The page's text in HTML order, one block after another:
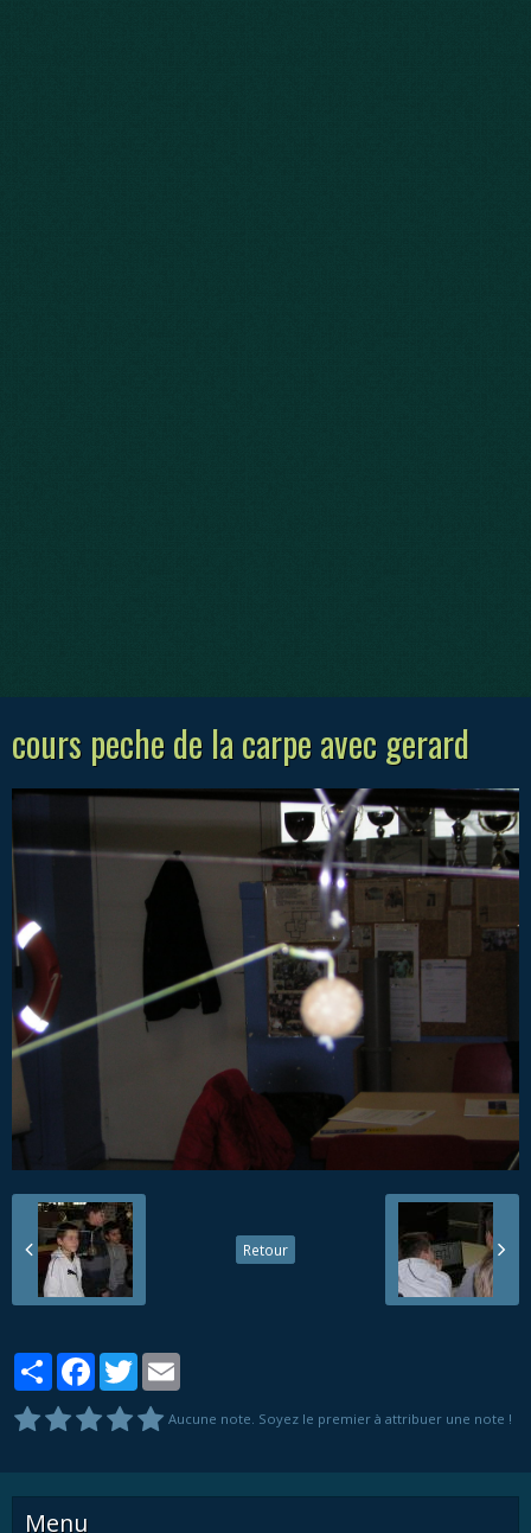
cours peche de la carpe avec gerard
Retour
PartagerFacebook
Twitter
Aucune note. Soyez le premier à attribuer une note !
Menu